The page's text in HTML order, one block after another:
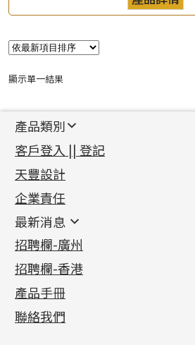
顯示單一結果
產品類別
新產品
足金系列
足金配件
機織鏈系列
珠仔鏈
镶口链
管狀網鏈
十字車花鏈系列
十字閃O鏈系列
十字錘打鏈系列
側身車花鏈系列
側身鏈系列
首飾配件
耳環類配件
卷迫系列
螺絲迫系列
梅花迫系列
平臺迫系列
綫拍系列
美拍系列
鏈類配件
動感車花吊墜
調節珠系列
生圈扣系列
龍蝦扣系列
鴨俐制系列
其他類配件
珠盤系列
袖口鈕系列
焊片及鐳射綫
空心車花管
珠類配件
無孔光身珠
空心光身珠
無孔批花珠
鑲口類
四爪頭系列
六爪頭系列
車花片
動感車花片
鑲口戒指
鑲口手鏈系列
首飾系列
手镯系列
戒指系列
空心耳環
空心车花管首饰链
空心手鐲系列
貴金屬原料
千足金
記憶金屬系列
記憶戒指
拉簧珠珠手鏈
記憶鈦手鐲
客戶登入 || 登記
天豐設計
企業責任
最新消息
最新消息
各項證書(2)
相片集(9)
展覽會資訊
最新產品資訊
招聘欄-廣州
招聘欄-香港
產品手冊
聯絡我們